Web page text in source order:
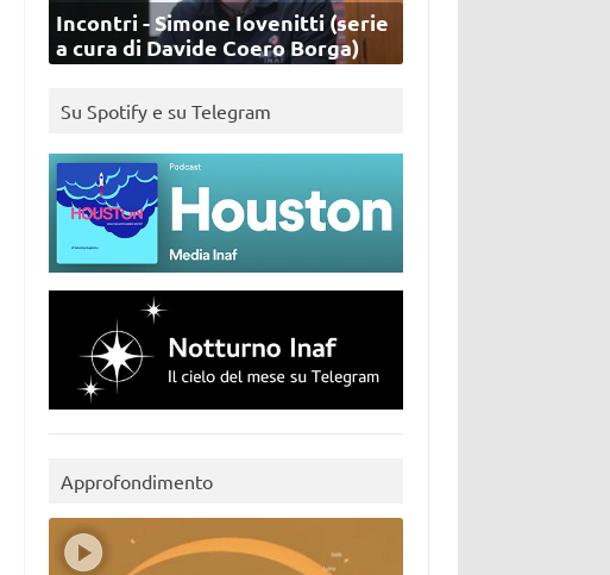
Incontri - Simone Iovenitti (serie
a cura di Davide Coero Borga)
Su Spotify e su Telegram
Approfondimento